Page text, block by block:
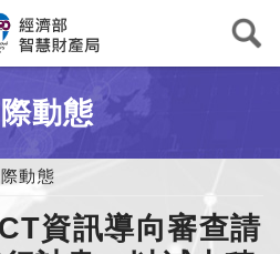
動態
動態
資訊導向審查請